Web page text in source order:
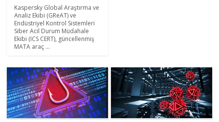
Kaspersky Global Araştırma ve
Analiz Ekibi (GReAT) ve
Endüstriyel Kontrol Sistemleri
Siber Acil Durum Müdahale
Ekibi (ICS CERT), güncellenmiş
MATA araç ...